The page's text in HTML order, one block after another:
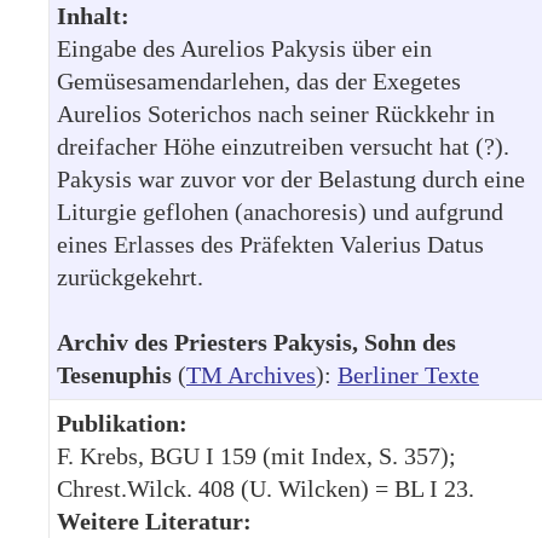
Inhalt:
Eingabe des Aurelios Pakysis über ein
Gemüsesamendarlehen, das der Exegetes
Aurelios Soterichos nach seiner Rückkehr in
dreifacher Höhe einzutreiben versucht hat (?).
Pakysis war zuvor vor der Belastung durch eine
Liturgie geflohen (anachoresis) und aufgrund
eines Erlasses des Präfekten Valerius Datus
zurückgekehrt.
Archiv des Priesters Pakysis, Sohn des
Tesenuphis (TM Archives): Berliner Texte
Publikation:
F. Krebs, BGU I 159 (mit Index, S. 357);
Chrest.Wilck. 408 (U. Wilcken) = BL I 23.
Weitere Literatur: